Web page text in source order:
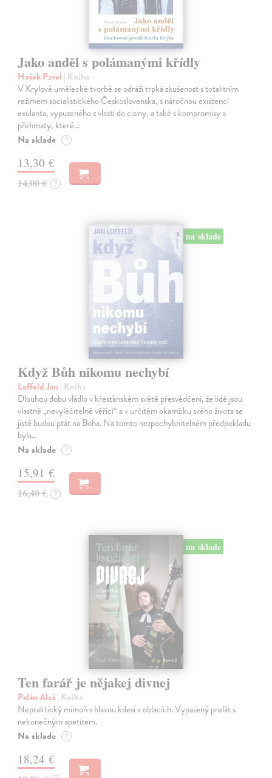
Jako anděl s polámanými křídly
Hošek Pavel | Kniha
V Krylově umělecké tvorbě se odráží trpká zkušenost s totalitním
režimem socialistického Československa, s náročnou existencí
exulanta, vypuzeného z vlasti do ciziny, a také s kompromisy a
přehmaty, které…
Na sklade ?
13,30 €
14,00 € ?
na sklade
Když Bůh nikomu nechybí
Loffeld Jan | Kniha
Dlouhou dobu vládlo v křesťanském světě přesvědčení, že lidé jsou
vlastně „nevyléčitelně věřící“ a v určitém okamžiku svého života se
jistě budou ptát na Boha. Na tomto nezpochybnitelném předpokladu
byla…
Na sklade ?
15,91 €
16,40 € ?
na sklade
Ten farář je nějakej divnej
Palán Aleš| Kniha
Nepraktický mimoň s hlavou kdesi v oblacích. Vypasený prelát s
nekonečným apetitem.
Na sklade ?
18,24 €